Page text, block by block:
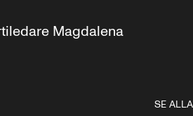
Magdalena
SE ALLA